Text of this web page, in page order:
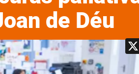
de Déu